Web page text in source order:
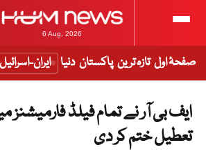
6 Aug, 2026
صفحۂ اول تازہ ترین پاکستان دنیا ایران-
ایف بی آر نے تمام فیلڈ فارمیشنز
تعطیل ختم کر دی